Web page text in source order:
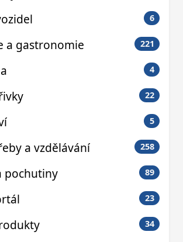
6
a gastronomie 221
4
22
5
a vzdělávání 258
pochutiny 89
23
34